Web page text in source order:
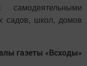
садов, школ, домов
газеты «Всходы»